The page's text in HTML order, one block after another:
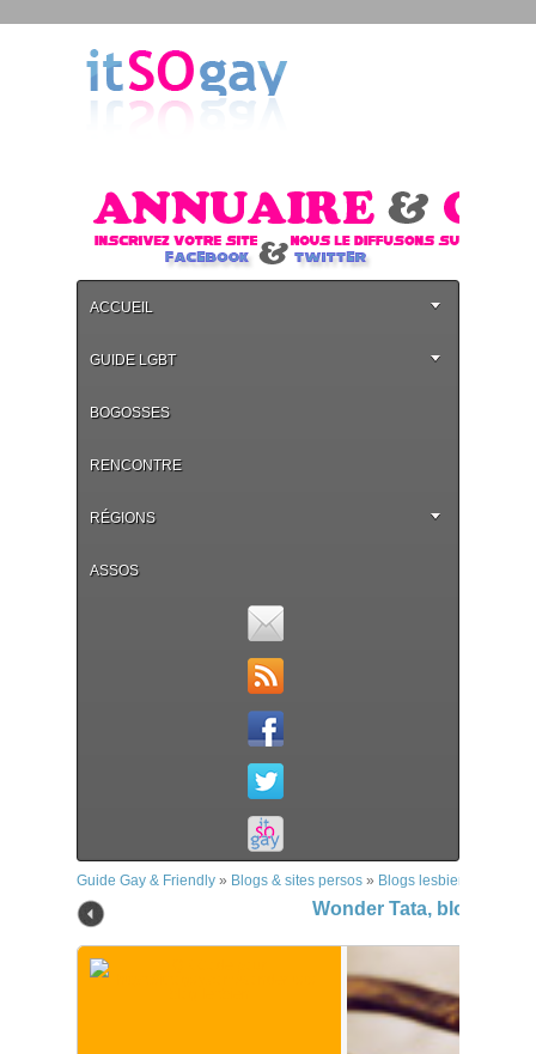
ACCUEIL
GUIDE LGBT
BOGOSSES
RENCONTRE
RÉGIONS
ASSOS
Guide Gay & Friendly » Blogs & sites persos » Blogs lesbiens
Wonder Tata, blog